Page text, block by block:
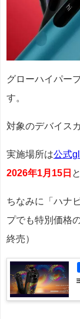
グローハイパー
す。
対象のデバイス
実施場所は公式
2026年1月15日
ちなみに「ハナ
プでも特別価格
終売）